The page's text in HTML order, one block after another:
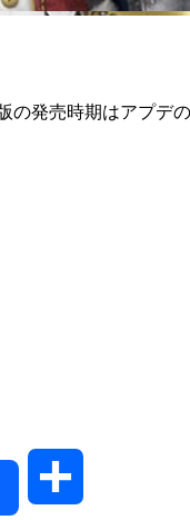
の発売時期はアプデ